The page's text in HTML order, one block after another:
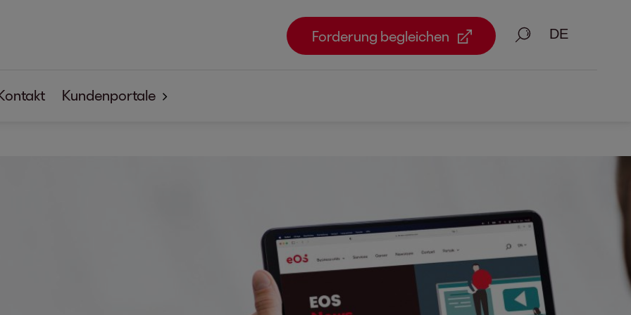
Forderung begleichen Suche
Kundenportale